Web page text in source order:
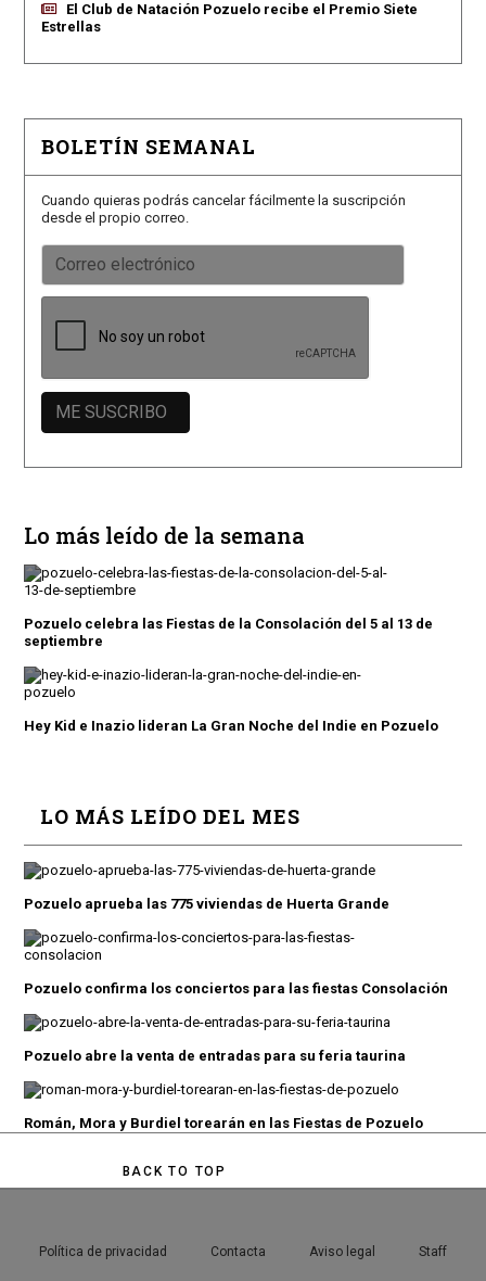
El Club de Natación Pozuelo recibe el Premio Siete
Estrellas
BOLETÍN SEMANAL
Cuando quieras podrás cancelar fácilmente la suscripción
desde el propio correo.
Lo más leído de la semana
Pozuelo celebra las Fiestas de la Consolación del 5 al 13 de
septiembre
Hey Kid e Inazio lideran La Gran Noche del Indie en Pozuelo
LO MÁS LEÍDO DEL MES
Pozuelo aprueba las 775 viviendas de Huerta Grande
Pozuelo confirma los conciertos para las fiestas Consolación
Pozuelo abre la venta de entradas para su feria taurina
Román, Mora y Burdiel torearán en las Fiestas de Pozuelo
BACK TO TOP
Política de privacidad Contacta Aviso legal Staff